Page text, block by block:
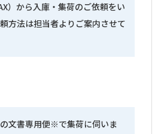
）から入庫・集荷のご依頼をい
方法は担当者よりご案内させて
文書専用便※で集荷に伺いま